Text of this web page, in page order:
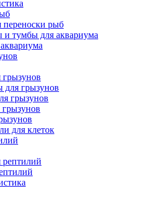
переноски рыб
тумбы для аквариума
грызунов
для грызунов
грызунов
для клеток
рептилий